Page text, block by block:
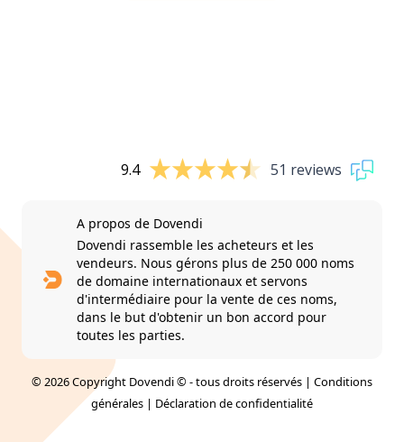
9.4 51 reviews
A propos de Dovendi
Dovendi rassemble les acheteurs et les
vendeurs. Nous gérons plus de 250 000 noms
de domaine internationaux et servons
d'intermédiaire pour la vente de ces noms,
dans le but d'obtenir un bon accord pour
toutes les parties.
© 2026 Copyright Dovendi © - tous droits réservés | Conditions
générales | Déclaration de confidentialité